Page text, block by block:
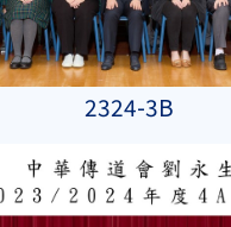
2324-3B